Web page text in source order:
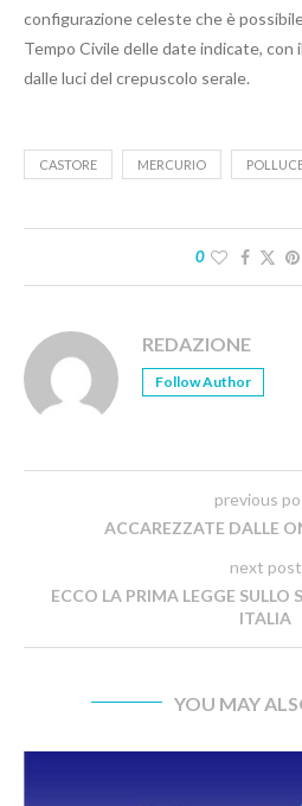
configurazione celeste che è
Tempo Civile delle date indicate, con
dalle luci del crepuscolo serale.
CASTORE MERCURIO
0
REDAZIONE
Follow Author
previous
ACCAREZZATE DALLE
next post
ECCO LA PRIMA LEGGE SULLO
ITALIA
YOU MAY